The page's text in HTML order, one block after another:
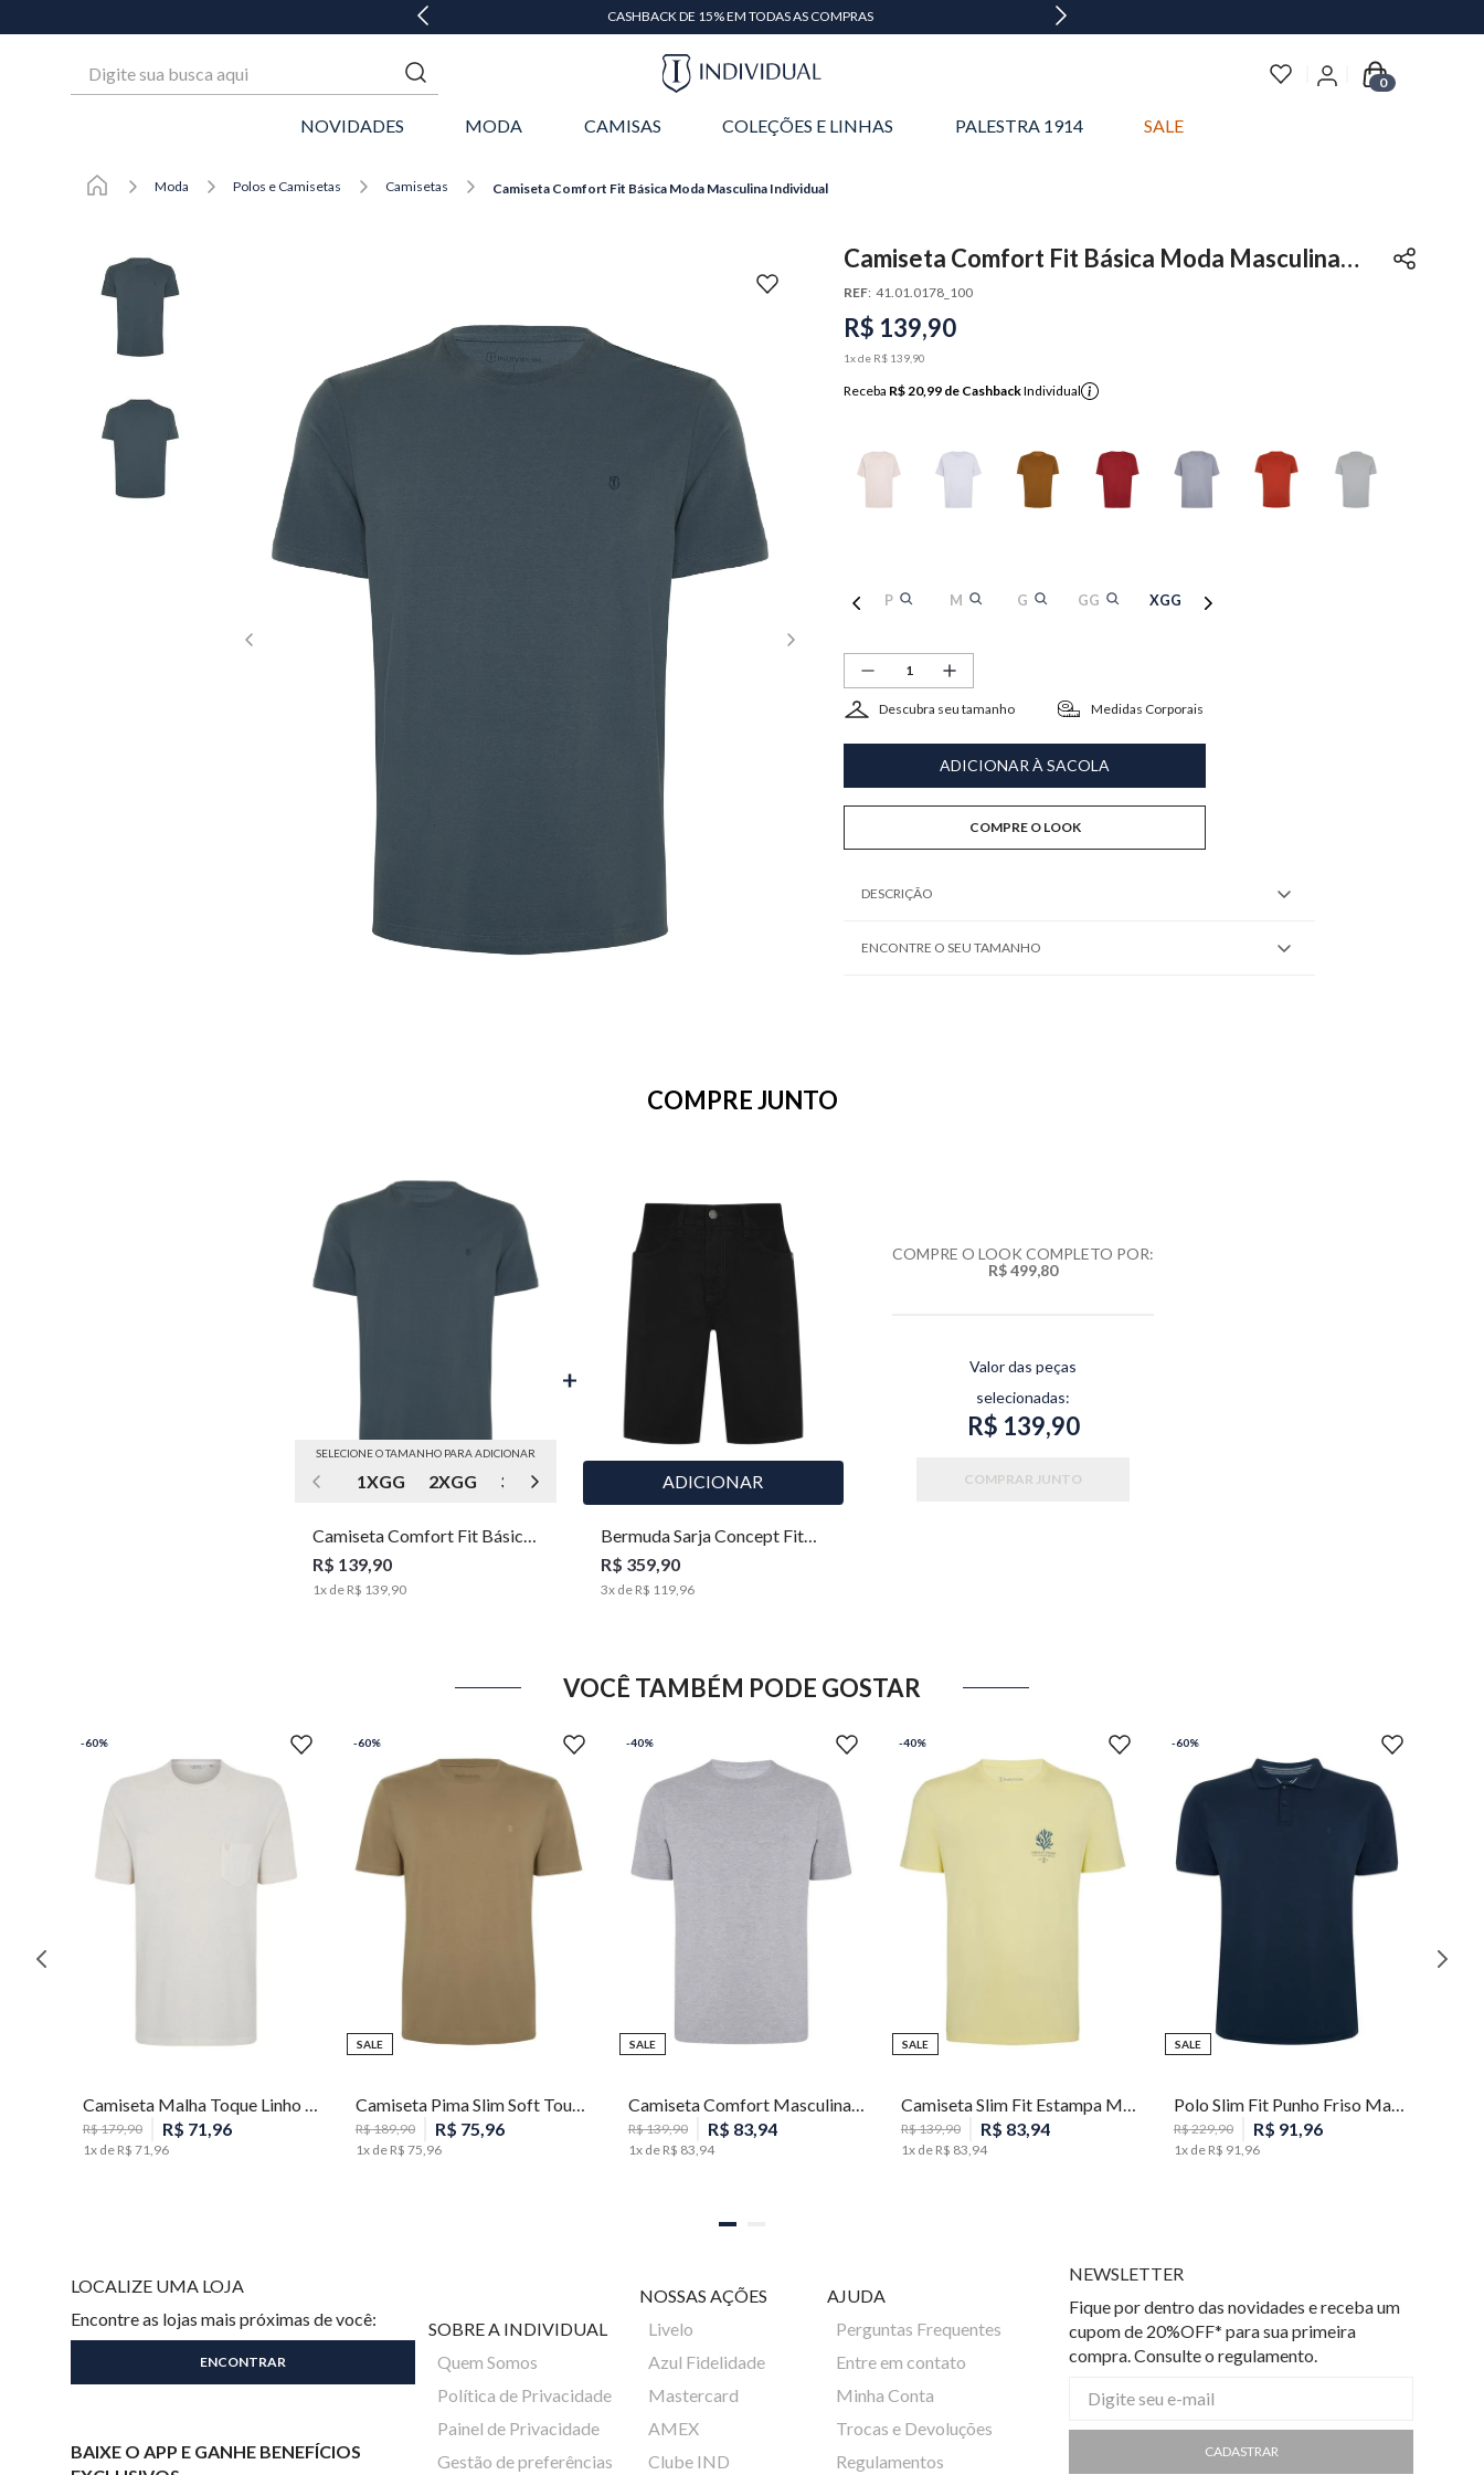
CASHBACK DE 15% EM TODAS AS COMPRAS
0
NOVIDADES MODA CAMISAS COLEÇÕES E LINHAS PALESTRA 1914 SALE
Moda Polos e Camisetas Camisetas Camiseta Comfort Fit Básica Moda Masculina Individual
Camiseta Comfort Fit Básica Moda Masculina
Individual
REF: 41.01.0178_100
R$ 139,90
1x de R$ 139 90
Receba R$ 20,99 de CashbackIndividual
P M G GG XGG
Descubra seu tamanho Medidas Corporais
ADICIONAR À SACOLA
COMPRE O LOOK
DESCRIÇÃO
ENCONTRE O SEU TAMANHO
COMPRE JUNTO
SELECIONE O TAMANHO PARA ADICIONAR
1XGG 2XGG 3XGG
Camiseta Comfort Fit Básica
Moda Masculina Individual
R$ 139,90
1x de R$ 139,90
ADICIONAR
Bermuda Sarja Concept Fit
Masculina Individual
R$ 359,90
3x de R$ 119,96
COMPRE O LOOK COMPLETO POR:
R$ 499,80
Valor das peças
selecionadas:
R$ 139,90
COMPRAR JUNTO
VOCÊ TAMBÉM PODE GOSTAR
-60%
G
Camiseta Malha Toque Linho Masculina Individual
R$179,90 R$ 71,96
1x de R$ 71 96
-60%
SALE M
Camiseta Pima Slim Soft Touch Masculina Individual
R$189,90 R$ 75,96
1x de R$ 75 96
-40%
SALE
Camiseta Comfort Masculina Individual
R$139,90 R$ 83,94
1x de R$ 83 94
-40%
SALE PP P M
Camiseta Slim Fit Estampa Masculina Individual
R$139,90 R$ 83,94
1x de R$ 83 94
-60%
SALE P
Polo Slim Fit Punho Friso Masculina Individual
R$229,90 R$ 91,96
1x de R$ 91 96
LOCALIZE UMA LOJA
Encontre as lojas mais próximas de você:
BAIXE O APP E GANHE BENEFÍCIOS
SOBRE A INDIVIDUAL
Quem Somos
Política de Privacidade
Painel de Privacidade
Gestão de preferências
NOSSAS AÇÕES
Livelo
Azul Fidelidade
Mastercard
AMEX
Clube IND
AJUDA
Perguntas Frequentes
Entre em contato
Minha Conta
Trocas e Devoluções
Regulamentos
NEWSLETTER
Fique por dentro das novidades e receba um
cupom de 20%OFF* para sua primeira
compra. Consulte o regulamento.
CADASTRAR